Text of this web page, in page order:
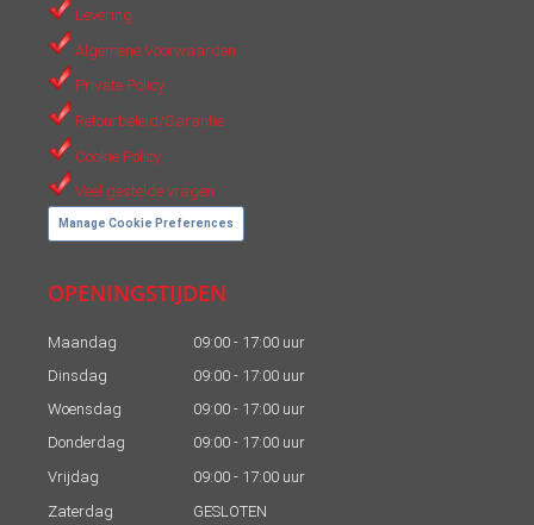
Levering
Algemene Voorwaarden
Private Policy
Retourbeleid/Garantie
Cookie Policy
Veel gestelde vragen
Manage Cookie Preferences
OPENINGSTIJDEN
Maandag
09:00 - 17:00 uur
Dinsdag
09:00 - 17:00 uur
Woensdag
09:00 - 17:00 uur
Donderdag
09:00 - 17:00 uur
Vrijdag
09:00 - 17:00 uur
Zaterdag
GESLOTEN